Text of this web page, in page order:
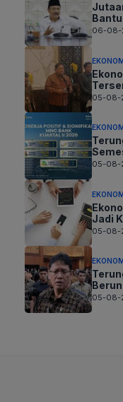
06-08-
05-08-
05-08-
Jadi
05-08-
05-08-